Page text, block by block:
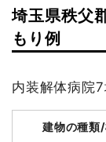
建物の種類/
建物解体費
総額
埼玉県秩父
もり例
内装解体病院
建物の種類